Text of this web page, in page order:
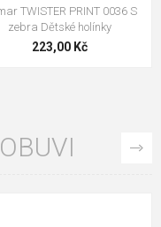
TWISTER PRINT 0036 S
zebra Dětské holínky
223,00 Kč